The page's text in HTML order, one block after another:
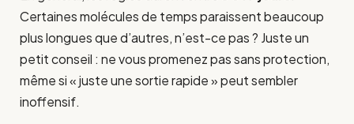
Certaines molécules de temps paraissent beaucoup
plus longues que d’autres, n’est-ce pas ? Juste un
petit conseil : ne vous promenez pas sans protection,
même si « juste une sortie rapide » peut sembler
inoffensif.